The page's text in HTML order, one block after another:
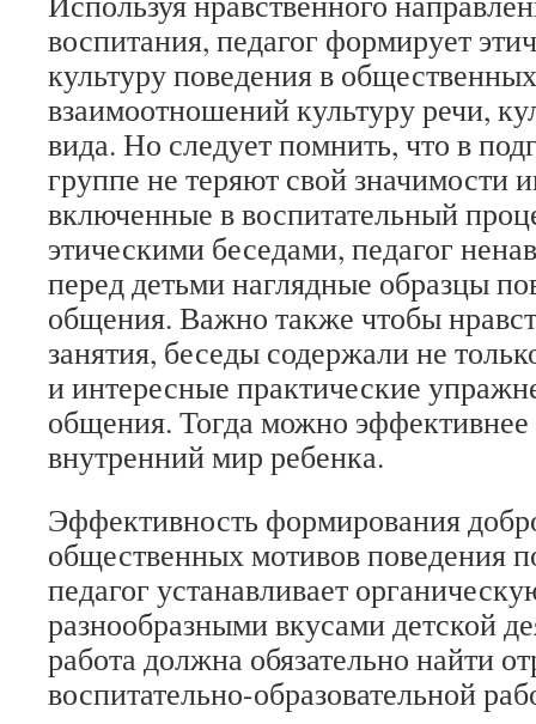
воспитания, педагог формирует
культуру поведения в
взаимоотношений культуру речи,
вида. Но следует помнить, что в
группе не теряют свой значимости
включенные в воспитательный
этическими беседами, педагог
перед детьми наглядные образцы
общения. Важно также чтобы
занятия, беседы содержали не
и интересные практические
общения. Тогда можно эффективнее
внутренний мир ребенка.
Эффективность формирования
общественных мотивов поведения
педагог устанавливает
разнообразными вкусами детской
работа должна обязательно найти
воспитательно-образовательной